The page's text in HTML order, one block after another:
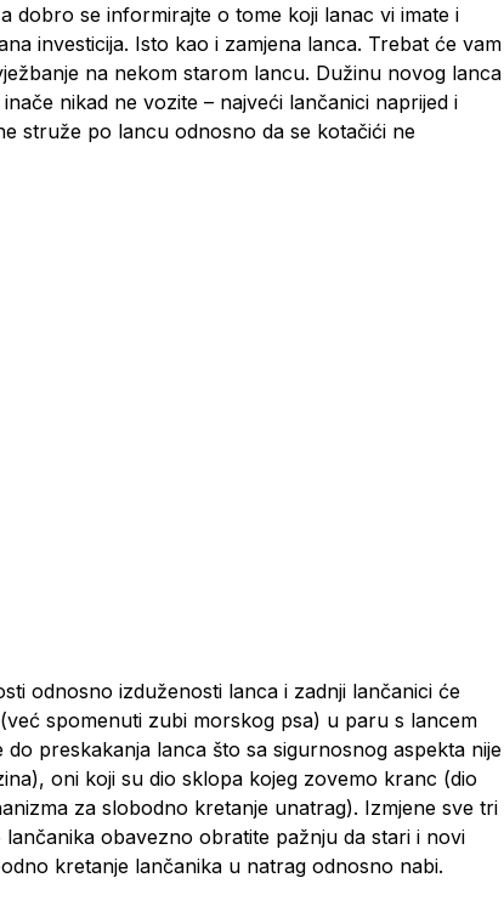
dobro se informirajte o tome koji lanac vi imate i
investicija. Isto kao i zamjena lanca. Trebat će vam
na nekom starom lancu. Dužinu novog lanca
nikad ne vozite – najveći lančanici naprijed i
struže po lancu odnosno da se kotačići ne
odnosno izduženosti lanca i zadnji lančanici će
spomenuti zubi morskog psa) u paru s lancem
preskakanja lanca što sa sigurnosnog aspekta nije
oni koji su dio sklopa kojeg zovemo kranc (dio
za slobodno kretanje unatrag). Izmjene sve tri
obavezno obratite pažnju da stari i novi
kretanje lančanika u natrag odnosno nabi.